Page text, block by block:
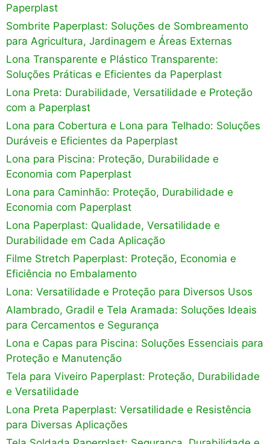
Paperplast
Sombrite Paperplast: Soluções de Sombreamento
para Agricultura, Jardinagem e Áreas Externas
Lona Transparente e Plástico Transparente:
Soluções Práticas e Eficientes da Paperplast
Lona Preta: Durabilidade, Versatilidade e Proteção
com a Paperplast
Lona para Cobertura e Lona para Telhado: Soluções
Duráveis e Eficientes da Paperplast
Lona para Piscina: Proteção, Durabilidade e
Economia com Paperplast
Lona para Caminhão: Proteção, Durabilidade e
Economia com Paperplast
Lona Paperplast: Qualidade, Versatilidade e
Durabilidade em Cada Aplicação
Filme Stretch Paperplast: Proteção, Economia e
Eficiência no Embalamento
Lona: Versatilidade e Proteção para Diversos Usos
Alambrado, Gradil e Tela Aramada: Soluções Ideais
para Cercamentos e Segurança
Lona e Capas para Piscina: Soluções Essenciais para
Proteção e Manutenção
Tela para Viveiro Paperplast: Proteção, Durabilidade
e Versatilidade
Lona Preta Paperplast: Versatilidade e Resistência
para Diversas Aplicações